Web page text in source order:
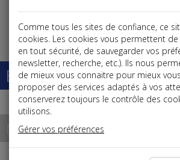
Base documentaire
Notre process
Comme tous les sites de confiance, ce
cookies. Les cookies vous permettent
en tout sécurité, de sauvegarder vos
newsletter, recherche, etc.). Ils nous
de mieux vous connaitre pour mieux
proposer des services adaptés à vos
conserverez toujours le contrôle des
utilisons.
Gérer vos préférences